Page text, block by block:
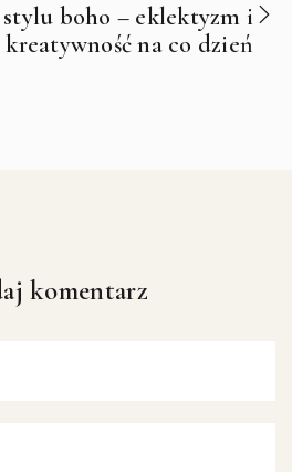
boho – eklektyzm i
kreatywność na co dzień
komentarz